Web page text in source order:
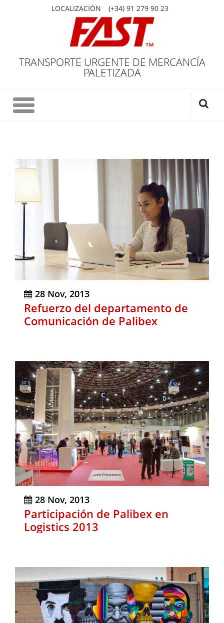
LOCALIZACIÓN (+34) 91 279 90 23
TRANSPORTE URGENTE DE MERCANCÍA
PALETIZADA
28 Nov, 2013
Refuerzo del departamento de
Comunicación de Palibex
28 Nov, 2013
Participación de Palibex en
Logistics 2013